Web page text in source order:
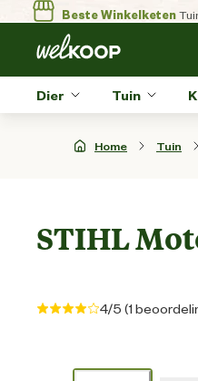
Beste Winkelketen
Dier Tuin
Home Tuin
STIHL
4/5 (1